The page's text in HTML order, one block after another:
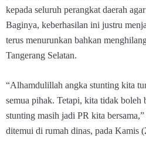
kepada seluruh perangkat daerah
Baginya, keberhasilan ini justru
terus menurunkan bahkan
Tangerang Selatan.
“Alhamdulillah angka stunting kita
semua pihak. Tetapi, kita tidak boleh
stunting masih jadi PR kita
ditemui di rumah dinas, pada Kamis